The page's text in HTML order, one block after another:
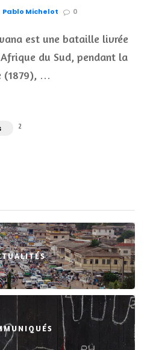
Pablo Michelot 0
est une bataille livrée
du Sud, pendant la
(1879), …
2